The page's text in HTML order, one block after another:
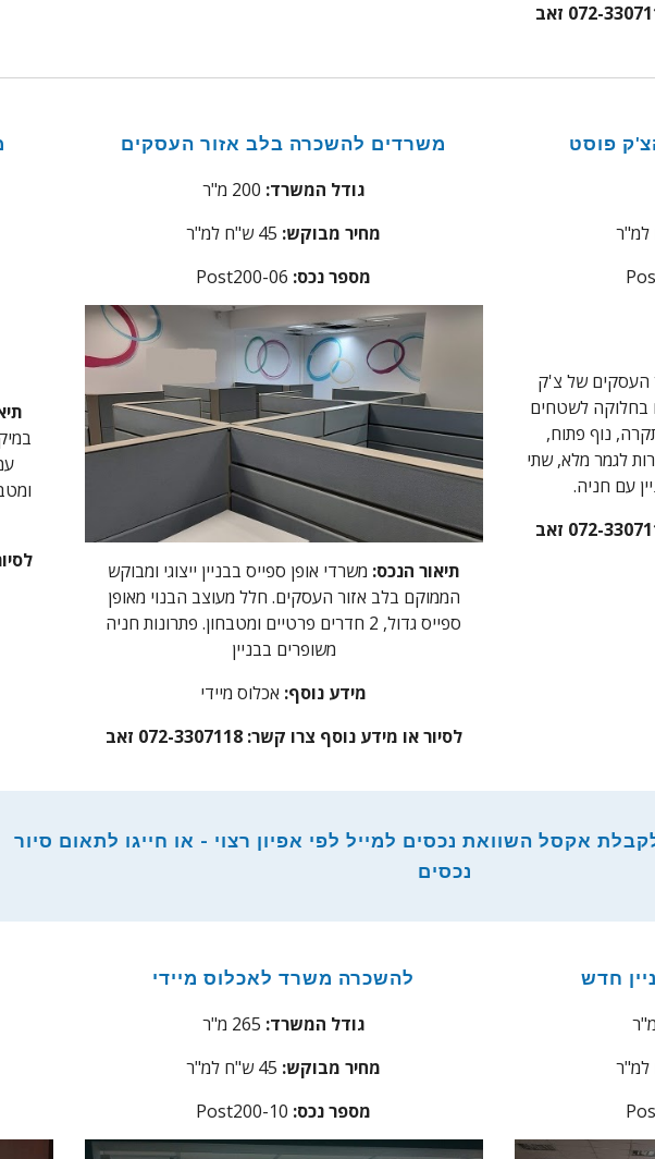
ב
לסיור
משרדים להשכרה בלב אזור העסקים
גודל המשרד:
מחיר מבוקש: 45 ש"ח למ"ר
Post200-06 :מספר נכס
תיאור הנכס: משרדי אופן ספייס בבניין ייצוגי ומבוקש
הממוקם בלב אזור העסקים. חלל מעוצב הבנוי מאופן
ספייס גדול, 2 חדרים פרטיים ומטבחון. פתרונות חניה
משופרים בבניין
מידע נוסף: אכלוס מיידי
לסיור או מידע נוסף צרו קשר: 072-3307118 זאב
פוסט
העסקים של צ'ק
בחלוקה לשטחים
נוף פתוח,
לגמר מלא, שתי
עם חניה.
3307118 זאב
אקסל השוואת נכסים למייל לפי אפיון רצוי - או חייגו לתאום סיור
נכסים
להשכרה משרד לאכלוס מיידי
גודל המשרד:
מחיר מבוקש: 45 ש"ח למ"ר
Post200-10 :מספר נכס
חדש